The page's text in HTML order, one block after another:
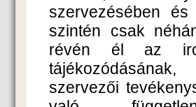
szervezésében
szintén csak
révén él az
szervezői